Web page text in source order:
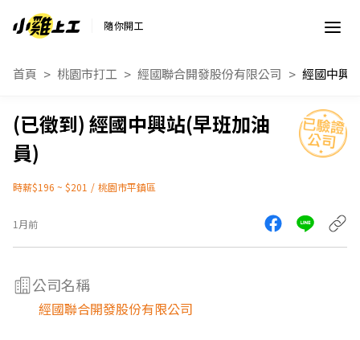
隨你開工
首頁 桃園市打工 經國聯合開發股份有限公司 經國中興
經國中興站(早班加油
員)
時薪$196 ~ $201 / 桃園市平鎮區
1月前
公司名稱
經國聯合開發股份有限公司